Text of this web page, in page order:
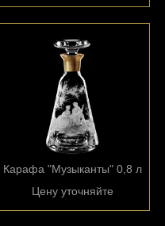
Карафа "Музыканты" 0,8 л
Цену уточняйте